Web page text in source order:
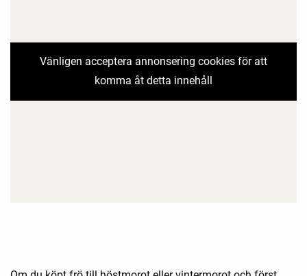
Vänligen acceptera annonsering cookies för att
komma åt detta innehåll